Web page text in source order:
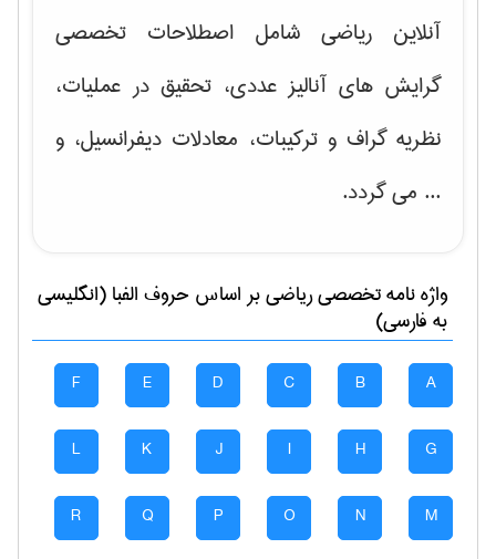
آنلاین ریاضی شامل اصطلاحات تخصصی
گرایش های آنالیز عددی، تحقیق در عملیات،
نظریه گراف و تركیبات، معادلات دیفرانسیل، و
... می گردد.
واژه نامه تخصصیرياضیبر اساس حروف الفبا (انگلیسی
به فارسی)
A
B
C
D
E
F
G
H
I
J
K
L
M
N
O
P
Q
R